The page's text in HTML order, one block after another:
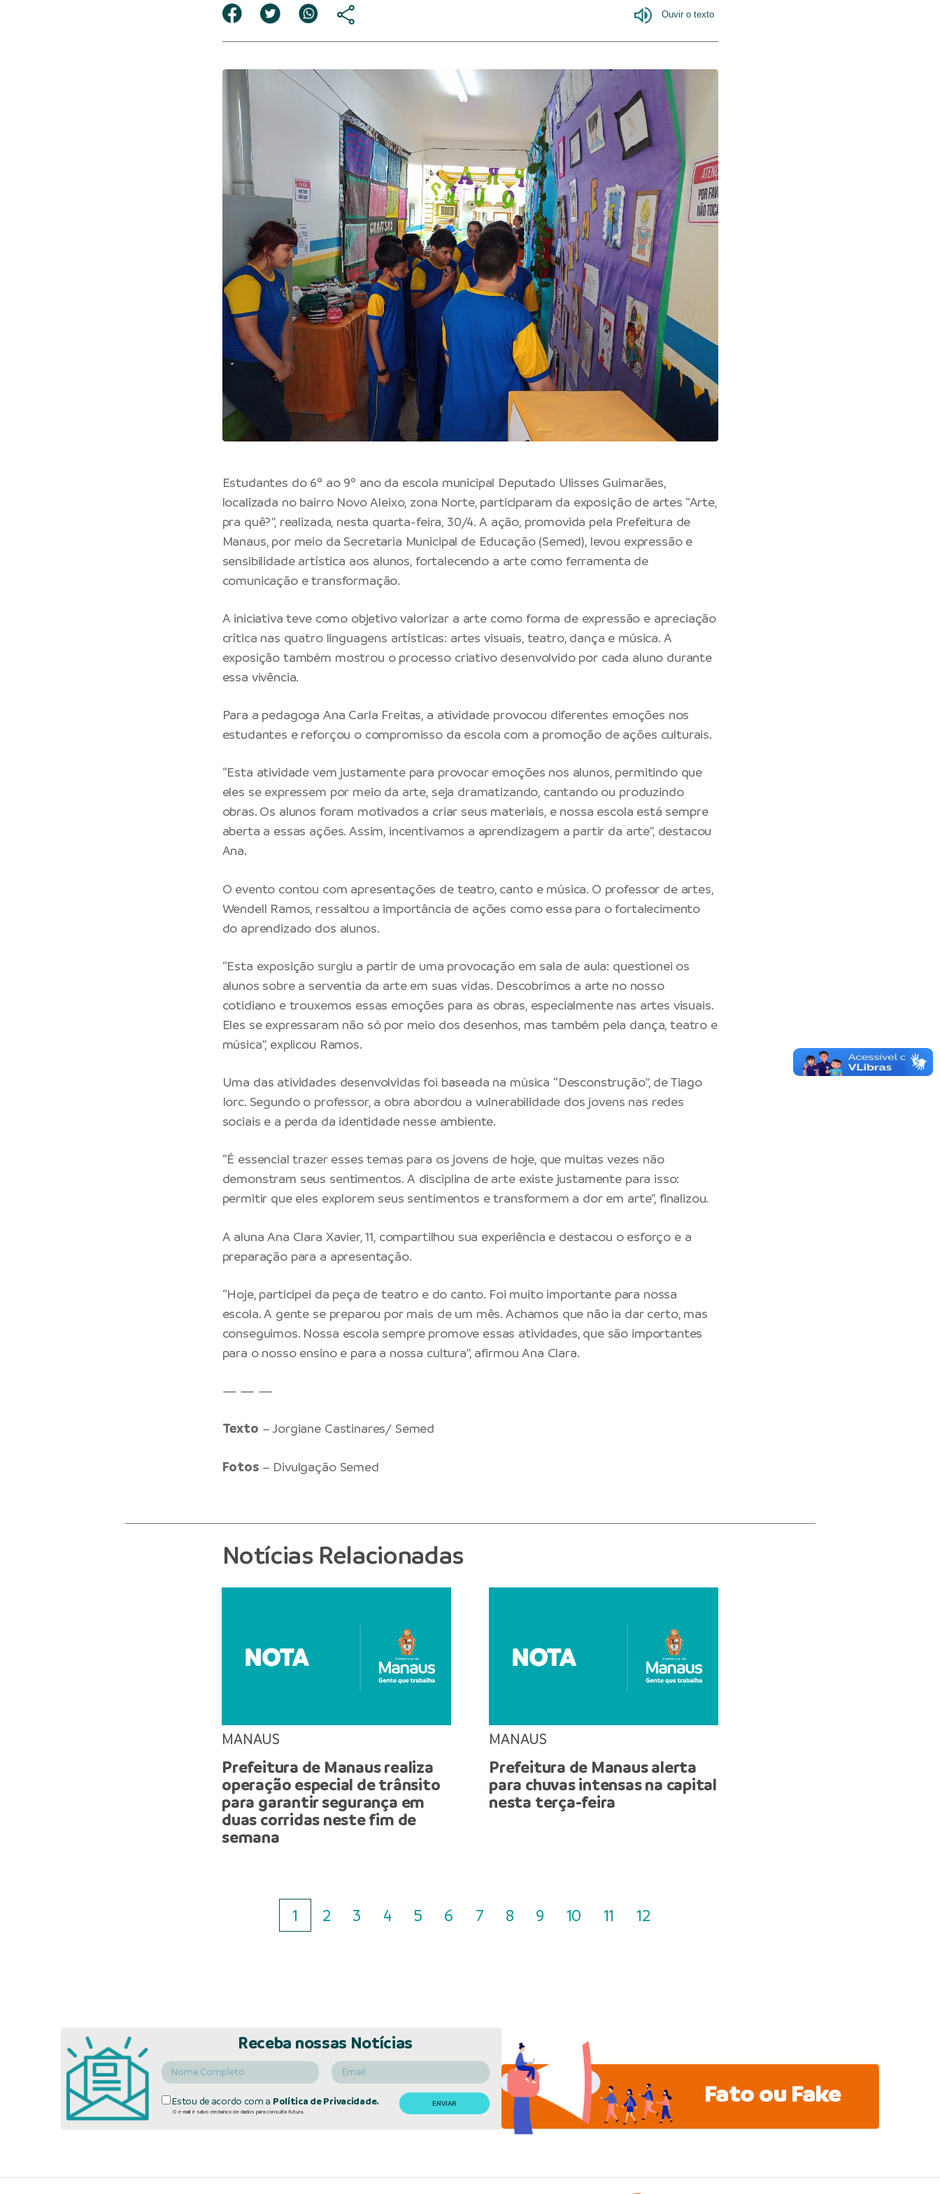
Estudantes do 6º ao 9º ano da escola municipal Deputado Ulisses Guimarães,
localizada no bairro Novo Aleixo, zona Norte, participaram da exposição de artes “Arte,
pra quê?”, realizada, nesta quarta-feira, 30/4. A ação, promovida pela Prefeitura de
Manaus, por meio daSecretaria Municipal de Educação (Semed), levou expressão e
sensibilidade artística aos alunos, fortalecendo a arte como ferramenta de
comunicação e transformação.
A iniciativa teve como objetivo valorizar a arte como forma de expressão e apreciação
crítica nas quatro linguagens artísticas: artes visuais, teatro, dança e música. A
exposição também mostrou o processo criativo desenvolvido por cada aluno durante
essa vivência.
Para a pedagoga Ana Carla Freitas, a atividade provocou diferentes emoções nos
estudantes e reforçou o compromisso da escola com a promoção de ações culturais.
“Esta atividade vem justamente para provocar emoções nos alunos, permitindo que
eles se expressem por meio da arte, seja dramatizando, cantando ou produzindo
obras. Os alunos foram motivados a criar seus materiais, e nossa escola está sempre
aberta a essas ações. Assim, incentivamos a aprendizagem a partir da arte”, destacou
Ana.
O evento contou com apresentações de teatro, canto e música. O professor de artes,
Wendell Ramos, ressaltou a importância de ações como essa para o fortalecimento
do aprendizado dos alunos.
“Esta exposição surgiu a partir de uma provocação em sala de aula: questionei os
alunos sobre a serventia da arte em suas vidas. Descobrimos a arte no nosso
cotidiano e trouxemos essas emoções para as obras, especialmente nas artes visuais.
Eles se expressaram não só por meio dos desenhos, mas também pela dança, teatro e
música”, explicou Ramos.
Uma das atividades desenvolvidas foi baseada na música “Desconstrução”, de Tiago
Iorc. Segundo o professor, a obra abordou a vulnerabilidade dos jovens nas redes
sociais e a perda da identidade nesse ambiente.
“É essencial trazer esses temas para os jovens de hoje, que muitas vezes não
demonstram seus sentimentos. A disciplina de arte existe justamente para isso:
permitir que eles explorem seus sentimentos e transformem a dor em arte”, finalizou.
A aluna Ana Clara Xavier, 11, compartilhou sua experiência e destacou o esforço e a
preparação para a apresentação.
“Hoje, participei da peça de teatro e do canto. Foi muito importante para nossa
escola. A gente se preparou por mais de um mês. Achamos que não ia dar certo, mas
conseguimos. Nossa escola sempre promove essas atividades, que são importantes
para o nosso ensino e para a nossa cultura”, afirmou Ana Clara.
— — —
Texto – Jorgiane Castinares/ Semed
Fotos– Divulgação Semed
Notícias Relacionadas
MANAUS
Prefeitura de Manaus realiza
operação especial de trânsito
para garantir segurança em
duas corridas neste fim de
semana
MANAUS
Prefeitura de Manaus alerta
para chuvas intensas na capital
nesta terça-feira
1 2 3 4 5 6 7 8 9 10 11 12
Receba nossas Notícias
Estou de acordo com a Política de Privacidade.
O e-mail é salvo em banco de dados para consulta futura.
Fato ou Fake